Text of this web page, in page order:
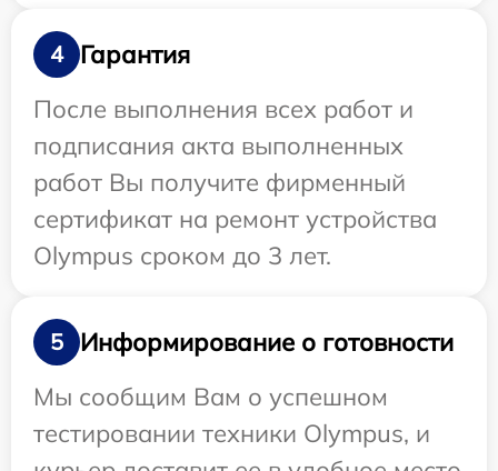
4
Гарантия
После выполнения всех работ и
подписания акта выполненных
работ Вы получите фирменный
сертификат на ремонт устройства
Olympus сроком до 3 лет.
5
Информирование о готовности
Мы сообщим Вам о успешном
тестировании техники Olympus, и